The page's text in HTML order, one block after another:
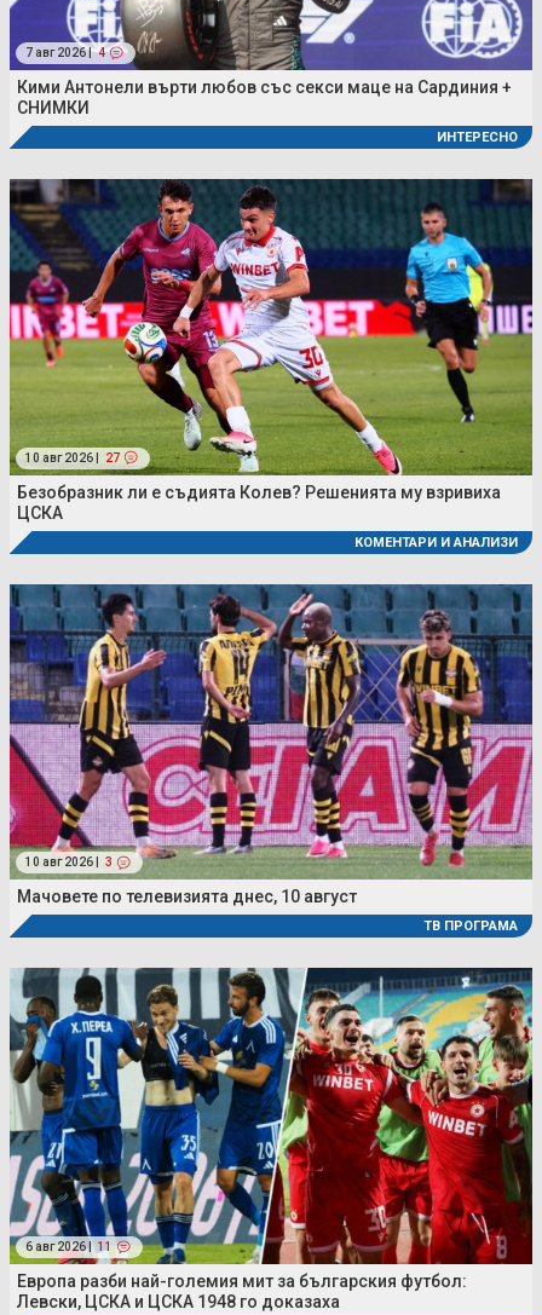
7 авг 2026 | 4
Кими Антонели върти любов със секси маце на Сардиния +
СНИМКИ
ИНТЕРЕСНО
10 авг 2026 | 27
Безобразник ли е съдията Колев? Решенията му взривиха
ЦСКА
КОМЕНТАРИ И АНАЛИЗИ
10 авг 2026 | 3
Мачовете по телевизията днес, 10 август
ТВ ПРОГРАМА
6 авг 2026 | 11
Европа разби най-големия мит за българския футбол:
Левски, ЦСКА и ЦСКА 1948 го доказаха